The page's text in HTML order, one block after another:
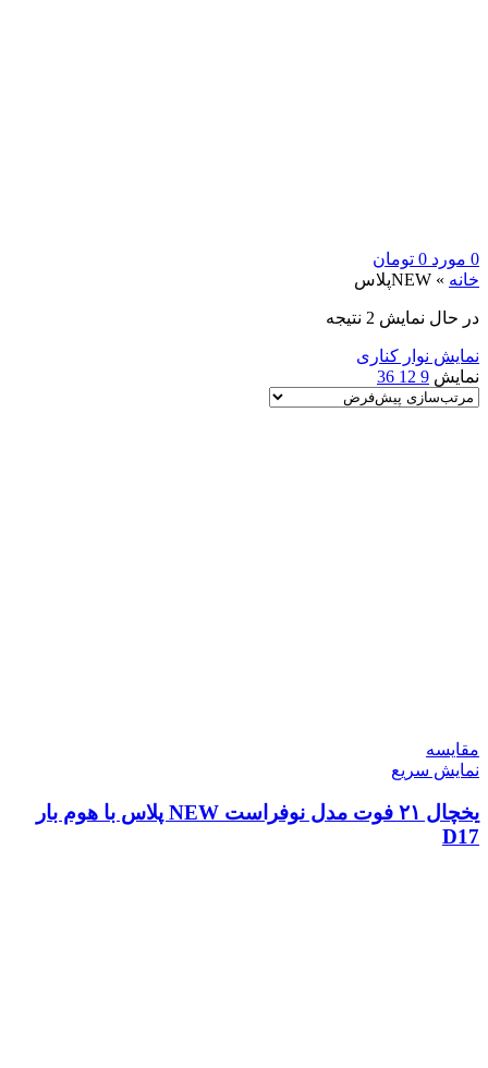
0 مورد 0 تومان
خانه » NEWپلاس
در حال نمایش 2 نتیجه
نمایش نوار کناری
نمایش 9
12
36
مقايسه
نمایش سریع
یخچال ۲۱ فوت مدل نوفراست NEW پلاس با هوم بار
D17